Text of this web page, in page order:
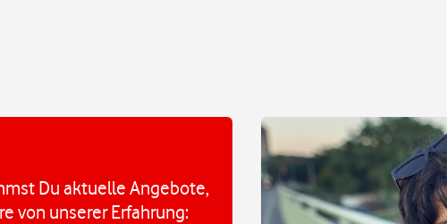
Du aktuelle Angebote,
von unserer Erfahrung: